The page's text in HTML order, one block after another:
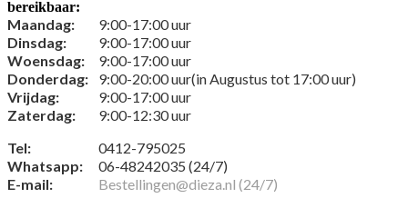
bereikbaar:
Maandag:
9:00-17:00 uur
Dinsdag:
9:00-17:00 uur
Woensdag:
9:00-17:00 uur
Donderdag:
9:00-20:00 uur(in Augustus tot 17:00 uur)
Vrijdag:
9:00-17:00 uur
Zaterdag:
9:00-12:30 uur
Tel:
0412-795025
Whatsapp:
06-48242035 (24/7)
E-mail:
Bestellingen@dieza.nl (24/7)